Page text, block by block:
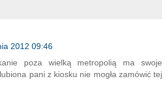
2012 09:46
poza wielką metropolią ma swoje
pani z kiosku nie mogła zamówić tej